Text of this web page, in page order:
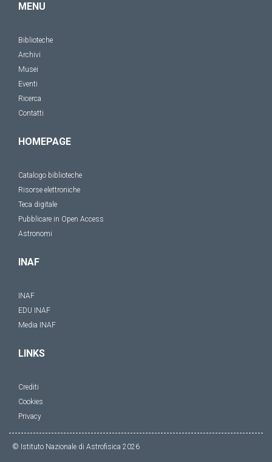
MENU
Biblioteche
Archivi
Musei
Eventi
Ricerca
Contatti
HOMEPAGE
Catalogo biblioteche
Risorse elettroniche
Teca digitale
Pubblicare in Open Access
Astronomi
INAF
INAF
EDU INAF
Media INAF
LINKS
Crediti
Cookies
Privacy
© Istituto Nazionale di Astrofisica 2026